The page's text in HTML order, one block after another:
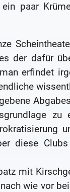
paar
der dafür
erfindet
diese
mit
wie vor